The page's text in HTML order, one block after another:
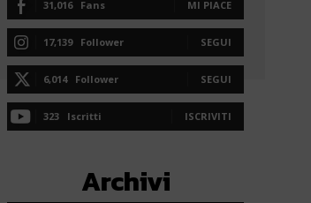
31,016 Fans MI PIACE
17,139 Follower SEGUI
6,014 Follower SEGUI
323 Iscritti ISCRIVITI
Archivi